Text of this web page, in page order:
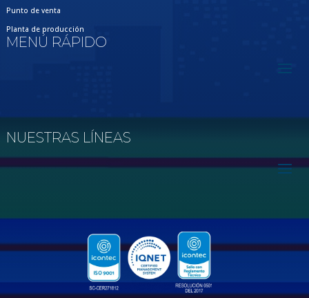
Punto de venta
Planta de producción
MENÚ RÁPIDO
NUESTRAS LÍNEAS